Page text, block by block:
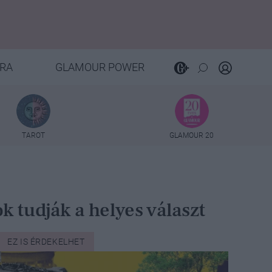
GLAMOUR POWER
TAROT GLAMOUR 20
tudják a helyes választ
EZ IS ÉRDEKELHET